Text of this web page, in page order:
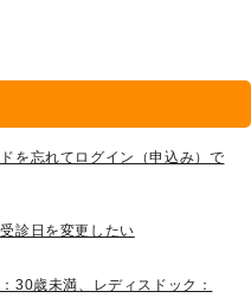
を忘れてログイン（申込み）で
診日を変更したい
30歳未満、レディスドック：